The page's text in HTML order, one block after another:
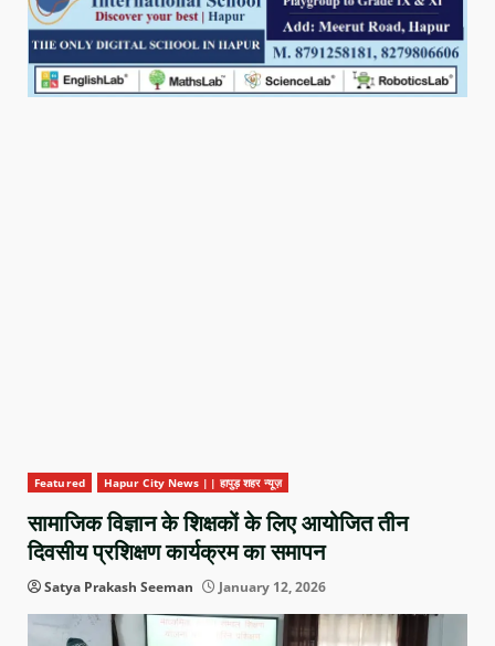
Featured Hapur City News || हापुड़ शहर न्यूज़
सामाजिक विज्ञान के शिक्षकों के लिए आयोजित तीन
दिवसीय प्रशिक्षण कार्यक्रम का समापन
Satya Prakash Seeman January 12, 2026